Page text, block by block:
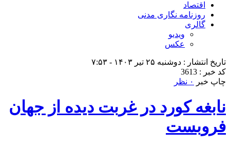
اقتصاد
روزنامه نگاری مدنی
گالری
ویدیو
عکس
تاریخ انتشار : دوشنبه ۲۵ تیر ۱۴۰۳ - ۷:۵۳
کد خبر : 3613
چاپ خبر
۰ نظر
نابغه کورد در غربت دیده از جهان
فروبست